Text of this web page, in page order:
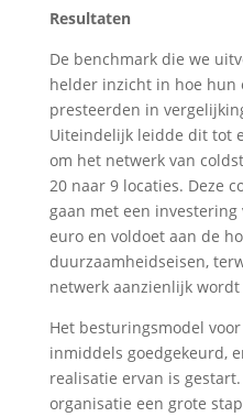
Resultaten
De benchmark die we
helder inzicht in hoe hun
presteerden in
Uiteindelijk leidde dit tot
om het netwerk van
20 naar 9 locaties. Deze
gaan met een
euro en voldoet aan de
duurzaamheidseisen,
netwerk aanzienlijk
Het besturingsmodel
inmiddels goedgekeurd,
realisatie ervan is
organisatie een grote